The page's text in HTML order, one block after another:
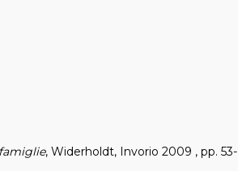
, Widerholdt, Invorio 2009 , pp. 53-